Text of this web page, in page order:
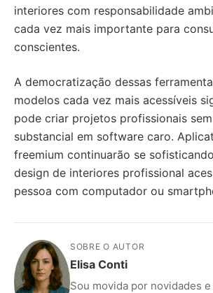
interiores com responsabilidade
cada vez mais importante para
conscientes.
A democratização dessas
modelos cada vez mais acessíveis
pode criar projetos profissionais
substancial em software caro.
freemium continuarão se
design de interiores profissional
pessoa com computador ou
SOBRE O AUTOR
Elisa Conti
Sou movida por novidades